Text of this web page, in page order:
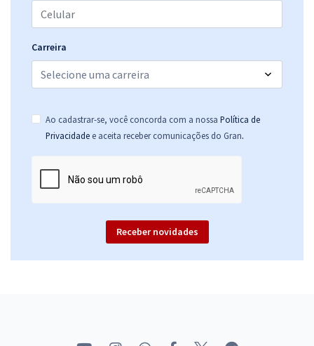
Carreira
Ao cadastrar-se, você concorda com a nossa Política de
Privacidade e aceita receber comunicações do Gran.
Receber novidades